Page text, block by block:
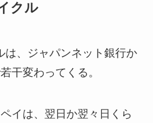
クル
は、ジャパンネット銀行か
干変わってくる。
イは、翌日か翌々日くら